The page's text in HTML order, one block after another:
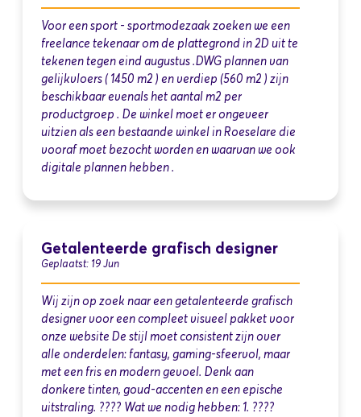
Voor een sport - sportmodezaak zoeken we een
freelance tekenaar om de plattegrond in 2D uit te
tekenen tegen eind augustus .DWG plannen van
gelijkvloers ( 1450 m2 ) en verdiep (560 m2 ) zijn
beschikbaar evenals het aantal m2 per
productgroep . De winkel moet er ongeveer
uitzien als een bestaande winkel in Roeselare die
vooraf moet bezocht worden en waarvan we ook
digitale plannen hebben .
Getalenteerde grafisch designer
Geplaatst: 19 Jun
Wij zijn op zoek naar een getalenteerde grafisch
designer voor een compleet visueel pakket voor
onze website De stijl moet consistent zijn over
alle onderdelen: fantasy, gaming-sfeervol, maar
met een fris en modern gevoel. Denk aan
donkere tinten, goud-accenten en een epische
uitstraling. ???? Wat we nodig hebben: 1. ????